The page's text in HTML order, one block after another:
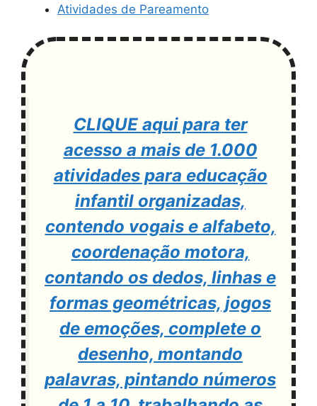
Atividades de Pareamento
CLIQUE aqui para ter
acesso a mais de 1.000
atividades para educação
infantil organizadas,
contendo vogais e alfabeto,
coordenação motora,
contando os dedos, linhas e
formas geométricas, jogos
de emoções, complete o
desenho, montando
palavras, pintando números